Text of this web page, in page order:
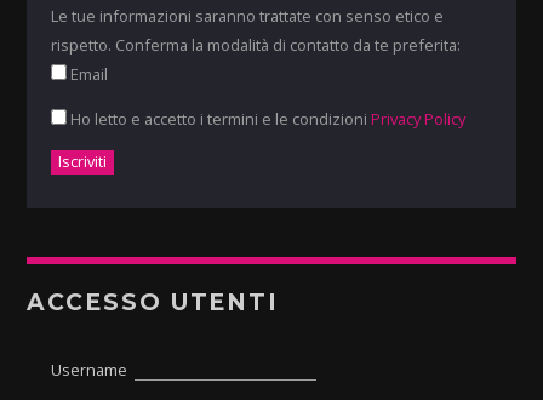
Le tue informazioni saranno trattate con senso etico e
rispetto. Conferma la modalità di contatto da te preferita:
Email
Ho letto e accetto i termini e le condizioni Privacy Policy
ACCESSO UTENTI
Username